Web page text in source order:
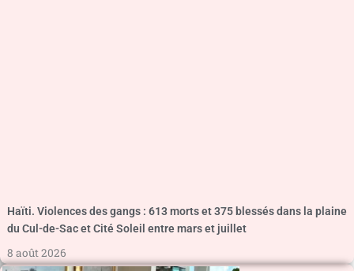
Haïti. Violences des gangs : 613 morts et 375 blessés dans la plaine
du Cul-de-Sac et Cité Soleil entre mars et juillet
8 août 2026